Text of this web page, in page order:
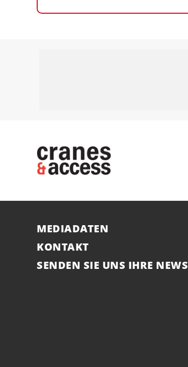
MEDIADATEN
KONTAKT
SENDEN SIE UNS IHRE NEWS